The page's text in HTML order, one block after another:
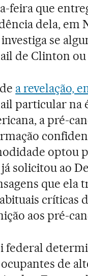
feira que
dela, em
se
de Clinton
a revelação,
particular na
a pré-
optou
solicitou ao
que ela
críticas
aos pré-
federal
de